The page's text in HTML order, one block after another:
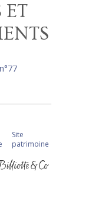
ET
Site
patrimoine